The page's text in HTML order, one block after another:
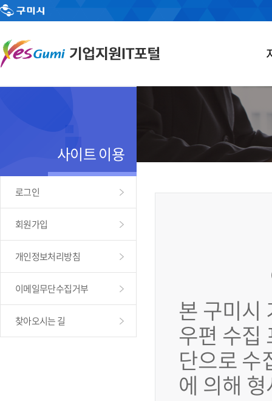
사이트 이용
로그인
회원가입
개인정보처리방침
이메일무단수집거부
찾아오시는 길 본 구미시
우편 수집
단으로 수
에 의해